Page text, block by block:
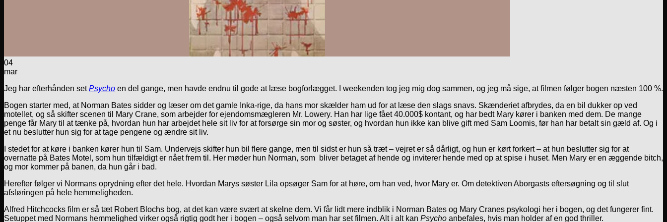
04
mar
Jeg har efterhånden setPsycho en del gange, men havde endnu til gode at læse bogforlægget. I weekenden tog jeg mig dog sammen, og jeg må sige, at filmen følger bogen næsten 100 %.
Bogen starter med, at Norman Bates sidder og læser om det gamle Inka-rige, da hans mor skælder ham ud for at læse den slags snavs. Skænderiet afbrydes, da en bil dukker op ved
motellet, og så skifter scenen til Mary Crane, som arbejder for ejendomsmægleren Mr. Lowery. Han har lige fået 40.000$ kontant, og har bedt Mary kører i banken med dem. De mange
penge får Mary til at tænke på, hvordan hun har arbejdet hele sit liv for at forsørge sin mor og søster, og hvordan hun ikke kan blive gift med Sam Loomis, før han har betalt sin gæld af. Og i
et nu beslutter hun sig for at tage pengene og ændre sit liv.
I stedet for at køre i banken kører hun til Sam. Undervejs skifter hun bil flere gange, men til sidst er hun så træt – vejret er så dårligt, og hun er kørt forkert – at hun beslutter sig for at
overnatte på Bates Motel, som hun tilfældigt er nået frem til. Her møder hun Norman, som bliver betaget af hende og inviterer hende med op at spise i huset. Men Mary er en æggende bitch,
og mor kommer på banen, da hun går i bad.
Herefter følger vi Normans oprydning efter det hele. Hvordan Marys søster Lila opsøger Sam for at høre, om han ved, hvor Mary er. Om detektiven Aborgasts eftersøgning og til slut
afsløringen på hele hemmeligheden.
Alfred Hitchcocks film er så tæt Robert Blochs bog, at det kan være svært at skelne dem. Vi får lidt mere indblik i Norman Bates og Mary Cranes psykologi her i bogen, og det fungerer fint.
Setuppet med Normans hemmelighed virker også rigtig godt her i bogen – også selvom man har set filmen. Alt i alt kan Psycho anbefales, hvis man holder af en god thriller.